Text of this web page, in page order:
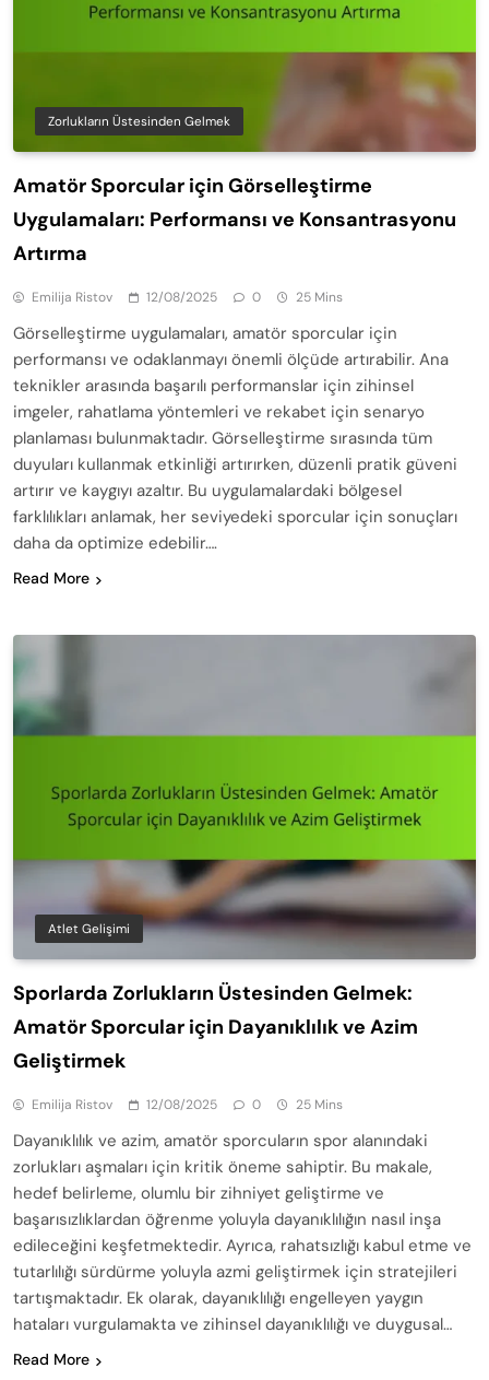
Zorlukların Üstesinden Gelmek
Amatör Sporcular için Görselleştirme
Uygulamaları: Performansı ve Konsantrasyonu
Artırma
Emilija Ristov 12/08/2025 0 25 Mins
Görselleştirme uygulamaları, amatör sporcular için
performansı ve odaklanmayı önemli ölçüde artırabilir. Ana
teknikler arasında başarılı performanslar için zihinsel
imgeler, rahatlama yöntemleri ve rekabet için senaryo
planlaması bulunmaktadır. Görselleştirme sırasında tüm
duyuları kullanmak etkinliği artırırken, düzenli pratik güveni
artırır ve kaygıyı azaltır. Bu uygulamalardaki bölgesel
farklılıkları anlamak, her seviyedeki sporcular için sonuçları
daha da optimize edebilir….
Read More
Atlet Gelişimi
Sporlarda Zorlukların Üstesinden Gelmek:
Amatör Sporcular için Dayanıklılık ve Azim
Geliştirmek
Emilija Ristov 12/08/2025 0 25 Mins
Dayanıklılık ve azim, amatör sporcuların spor alanındaki
zorlukları aşmaları için kritik öneme sahiptir. Bu makale,
hedef belirleme, olumlu bir zihniyet geliştirme ve
başarısızlıklardan öğrenme yoluyla dayanıklılığın nasıl inşa
edileceğini keşfetmektedir. Ayrıca, rahatsızlığı kabul etme ve
tutarlılığı sürdürme yoluyla azmi geliştirmek için stratejileri
tartışmaktadır. Ek olarak, dayanıklılığı engelleyen yaygın
hataları vurgulamakta ve zihinsel dayanıklılığı ve duygusal…
Read More